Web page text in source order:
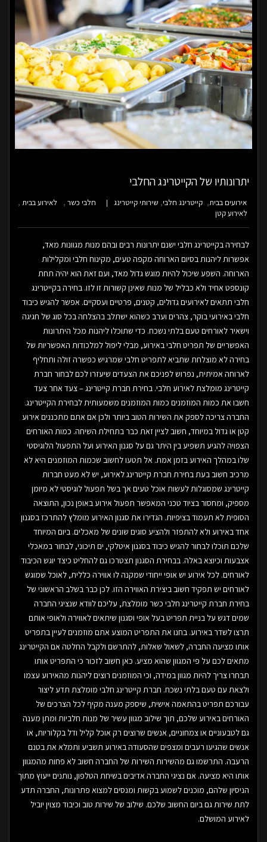
יתרונותיו של הקייטרינג החלבי
אירועים בבית קייטרינג חלבי שירותי קייטרינג חלבי כשר
לאירוע בבית
לאירוע קטן
לבחירה בקייטרינג חלבי ישנם יתרונות רבים ובהם מנות מגוונות מאד,
אפשרות ליהנות בסיום הארוחה מקפה טעים, מקינוח חלבי ומקלילות
הארוחה. השפע שיכול להיות מוגש גדול מאד, ועם זאת הוא יהיה תחת
קונספט אחיד ולא כבליל של מנות שאינן קשורות זו לזו. בחירה בקייטרינג
חלבי תתאים לאירועים גדולים, קטנים, פרטיים ועסקיים. אפשר להגיש כיבוד
חלבי באירועי בוקר, צהרים וערב כשהוא ישתלב בהצלחה בכל סוג של חגיגה
וישאיר לאורחים טעם בלתי נשכח. כדי שתוכלו ליהנות מכל היתרונות
האפשריים של תפריט חלבי באירוע, מבלי ליפול למלכודות האפשריות של
בחירה לא מוצלחת שתביא לתפריט חלבי שמרגיש כפשרה זולה ותחליף
לארוחה אמיתית, נפרוש לפניכם את הצעדים שיעזרו לכם לבחור חברת
קייטרינג מומלצת לאירוע חלבי. בחירת חברת קייטרינג – צעד אחר צעד
חשבו את כמות המוזמנים כמות המוזמנים משמעותית לבחירת הקייטרינג.
החברה צריכה לספק את השירות הטוב ביותר ולכן אם אתם מתכננים אירוע
קטן או גדול במיוחד, חשוב לציין זאת כבר בתחילת השיחה. כמות האורחים
הצפויה להגיע תשפיע בין היתר גם על סגנון האירוע ועל התפעול הלוגיסטי
שלו במהלך האירוע בזמן אמת. אל תטעו לחשוב שכמות המוזמנים היא לא
מרכיב חשוב בעת בחירת חברת קייטרינג לאירוע, יש לא מעט חברות
קייטרינג שמסוגלות לעשות אוכל טעים אך בשל תפעול לוגיסטי לא מיומן
מספיק, ומחסור בציוד טכני המאפשר תפעול אירוע באופן נכון, התוצאה
הסופית לא תעמוד בציפיות. הגדירו את סגנון האירוע מומלץ להתרכז בסגנון
אחד באירוע ולא להתפזר ולהציע סוגים שונים של מאכלים. ביום המיוחד
שלכם תוכלו לבחור להגיש כיבוד בסגנון איטלקי, ים תיכוני, לבחור במאכלי
אצבעות וכיוצא באלה. בבחירת הסגנון תצטרכו גם להחליט כיצד יוגש הכיבוד
לאורחים. לכל אירוע יש אופי ייחודי שמקנה לו אווירה כללית, לאוכל שמוגש
לאורחים יש תפקיד חשוב ביצירת האווירה הזו. לכן כבר בשלב הראשוני של
בחירת חברת קייטרינג חלבי כשר מומלצת, עליכם לוודא שנציגי החברה
שמים דגש על בניית תפריט בעל אופי וסגנון שיתאים לאווירה ולאופי אותם
תרצו לשדר באירוע. בחנו את התפריט המוצע אתם מוזמנים לעיין בתפריט
אותו מציעה החברה, לשאול שאלות, להתרשם ולקבל החלטה אם הקייטרינג
מתאים לכם על פי המגוון שהוא מציע. כאן חשוב לזכור כי התפריט אותו
תבחרו צריך להיות מגוון במידה, וכי המוזמנים רוצים ליהנות מהאירוע עצמו
ולצאת עם טעם בלתי נשכח. חברת קייטרינג חלבי מומלצת תדע ליצור
עבורכם תפריט בהתאמה אישית, שיספק מענה מקיף לכל הצרכים של
האורחים באירוע שלכם, תוך שילוב מגוון עשיר של מנות חלביות ומתן מענה
גם לטבעוניים או צמחוניים, אנשים שרוצים רק אוכל קליל ודל בקלוריות, או
אנשים שהגיעו רעבים ומצפים שהסעודה באירוע תשביע ותמלא את בטנם
הרעבה. התרשמו גם מהשירות השירות של החברה חשוב לא פחות מהמגוון
אותו היא מציעה. אם נציגי החברה אדיבים בשיחת הטלפון, נותנים ייעוץ מתוך
הניסיון שלהם, מוכנים לשמוע בקשות ומנסים למצוא פתרונות, החברה תדע
לתת שירות גם ביום החשוב שלכם. שילוב של שירות טוב וכיבוד מצוין יוביל
לאירוע המושלם.